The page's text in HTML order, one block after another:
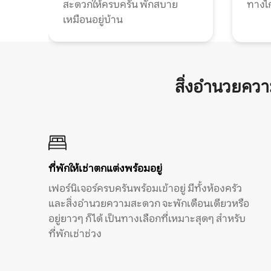
สะดวกให้ครบครัน พักสบาย
เหมือนอยู่บ้าน
ทาง
สิ่งอำนวยคว
ที่พักให้เช่าตกแต่งพร้อมอยู่
เฟอร์นิเจอร์ครบครันพร้อมเข้าอยู่ มีทั้งห้องครัว
และสิ่งอำนวยความสะดวก จะพักเดือนเดียวหรือ
อยู่ยาวๆ ก็ได้ เป็นทางเลือกที่เหมาะสุดๆ สำหรับ
ที่พักเช่าช่วง